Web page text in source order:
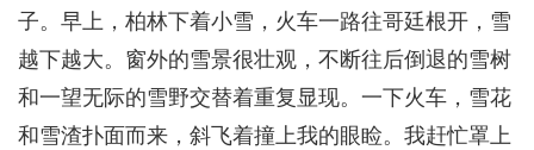
子。早上，柏林下着小雪，火车一路往哥廷根开，雪
越下越大。窗外的雪景很壮观，不断往后倒退的雪树
和一望无际的雪野交替着重复显现。一下火车，雪花
和雪渣扑面而来，斜飞着撞上我的眼睑。我赶忙罩上